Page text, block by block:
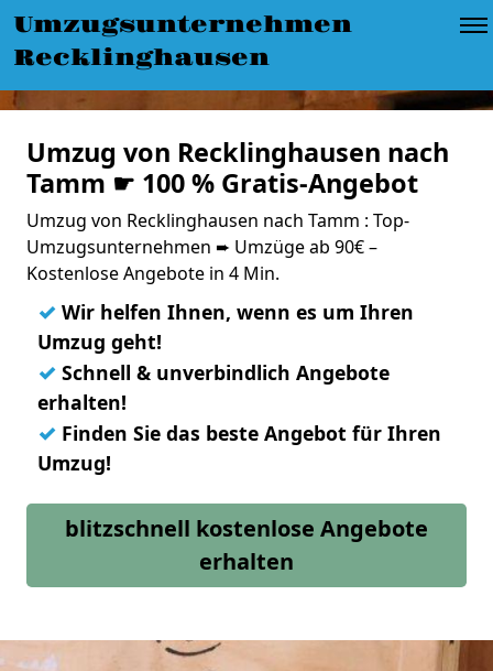
Umzugsunternehmen
Recklinghausen
Umzug von Recklinghausen nach
Tamm ☛ 100 % Gratis-Angebot
Umzug von Recklinghausen nach Tamm : Top-
Umzugsunternehmen ➨ Umzüge ab 90€ –
Kostenlose Angebote in 4 Min.
✓ Wir helfen Ihnen, wenn es um Ihren
Umzug geht!
✓ Schnell & unverbindlich Angebote
erhalten!
✓ Finden Sie das beste Angebot für Ihren
Umzug!
blitzschnell kostenlose Angebote
erhalten